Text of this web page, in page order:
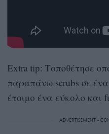
Extra tip: Τοποθέτησε
παραπάνω scrubs σε ένα
έτοιμο ένα εύκολο και
ADVERTISEMENT -